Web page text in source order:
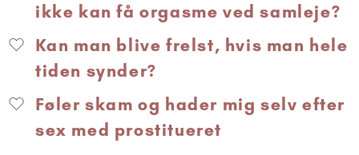
ikke kan få orgasme ved samleje?
Kan man blive frelst, hvis man hele
tiden synder?
Føler skam og hader mig selv efter
sex med prostitueret